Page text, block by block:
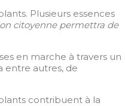
Plusieurs essences
citoyenne permettra de
en marche à travers un
entre autres, de
contribuent à la